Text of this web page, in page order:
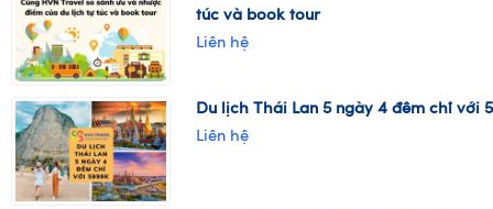
Cùng HVN Travel so sánh ưu và nhược
túc và book tour
Du lịch Thái Lan 5 ngày 4 đêm chỉ với